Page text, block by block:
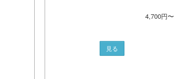
4,700円〜
見る